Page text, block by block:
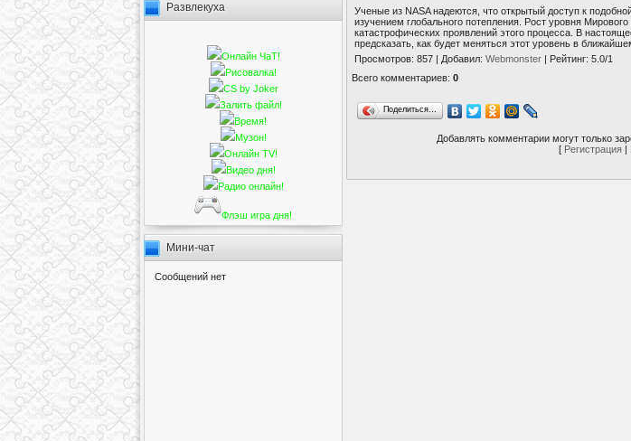
Развлекуха
Онлайн ЧаТ!
Рисовалка!
CS by Joker
Залить файл!
Время!
Музон!
Онлайн TV!
Видео дня!
Радио онлайн!
Флэш игра дня!
Мини-чат
Ученые из NASA надеются, что открытый доступ к
изучением глобального потепления. Рост уровня
катастрофических проявлений этого процесса. В
предсказать, как будет меняться этот уровень в
Просмотров: 857 | Добавил: Webmonster | Рейтинг: 5.0/1
Всего комментариев: 0
Поделиться…
Добавлять комментарии могут только
[ Регистрация|